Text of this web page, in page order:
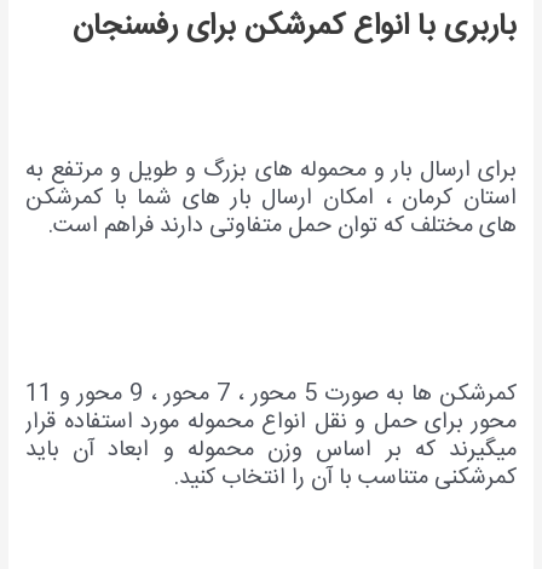
باربری با انواع کمرشکن برای رفسنجان
برای ارسال بار و محموله های بزرگ و طویل و مرتفع به
استان کرمان ، امکان ارسال بار های شما با کمرشکن
های مختلف که توان حمل متفاوتی دارند فراهم است.
کمرشکن ها به صورت 5 محور ، 7 محور ، 9 محور و 11
محور برای حمل و نقل انواع محموله مورد استفاده قرار
میگیرند که بر اساس وزن محموله و ابعاد آن باید
کمرشکنی متناسب با آن را انتخاب کنید.